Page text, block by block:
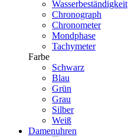
Wasserbeständigkeit
Chronograph
Chronometer
Mondphase
Tachymeter
Farbe
Schwarz
Blau
Grün
Grau
Silber
Weiß
Damenuhren